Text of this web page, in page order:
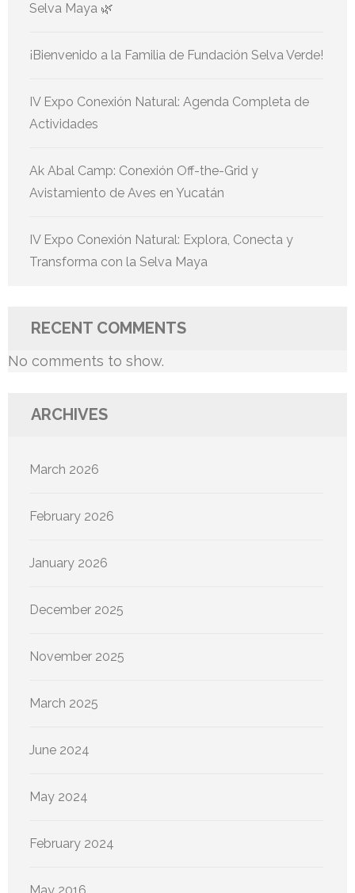
Selva Maya 🌿
¡Bienvenido a la Familia de Fundación Selva Verde!
IV Expo Conexión Natural: Agenda Completa de
Actividades
Ak Abal Camp: Conexión Off-the-Grid y
Avistamiento de Aves en Yucatán
IV Expo Conexión Natural: Explora, Conecta y
Transforma con la Selva Maya
RECENT COMMENTS
No comments to show.
ARCHIVES
March 2026
February 2026
January 2026
December 2025
November 2025
March 2025
June 2024
May 2024
February 2024